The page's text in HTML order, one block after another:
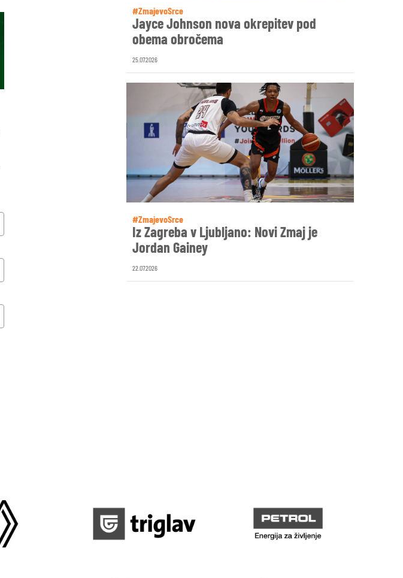
#ZmajevoSrce
Jayce Johnson nova okrepitev pod
obema obročema
25.07.2026
#ZmajevoSrce
Iz Zagreba v Ljubljano: Novi Zmaj je
Jordan Gainey
22.07.2026